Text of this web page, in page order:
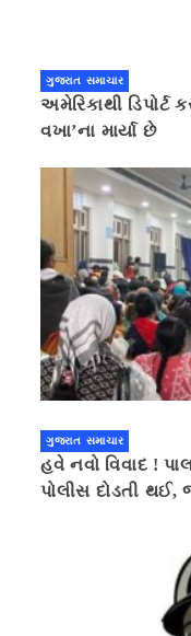
ગુજરાત સમાચાર
અમેરિકાથી
વખા’ના માર્યા છે
ગુજરાત સમાચાર
હવે નવો વિવાદ !
પોલીસ દોડતી થઈ,